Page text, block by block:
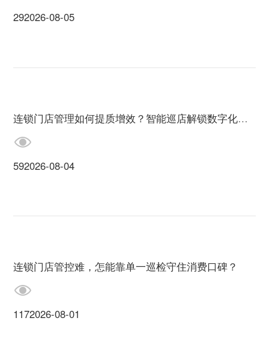
292026-08-05
连锁门店管理如何提质增效？智能巡店解锁数字化新范式
592026-08-04
连锁门店管控难，怎能靠单一巡检守住消费口碑？
1172026-08-01